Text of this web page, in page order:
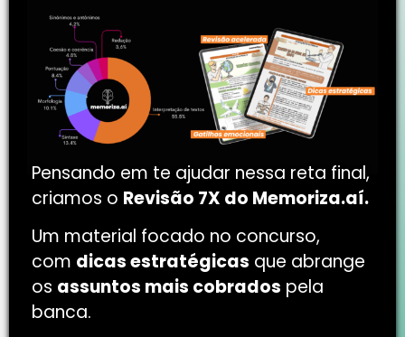
Pensando em te ajudar nessa reta final,
criamos o Revisão 7X do Memoriza.aí.
Um material focado no concurso,
com dicas estratégicas que abrange
os assuntos mais cobrados pela
banca.